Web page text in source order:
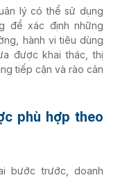
lý có thể sử dụng
để xác định những
hành vi tiêu dùng
được khai thác, thị
tiếp cận và rào cản
phù hợp theo
bước trước, doanh